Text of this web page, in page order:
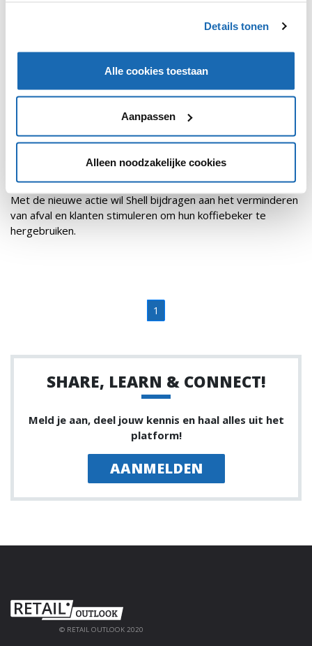
Details tonen
Alle cookies toestaan
Aanpassen
Alleen noodzakelijke cookies
HERBRUIKBARE KOFFIEBEKER BIJ SHELL-TANKSTATIONS
26 NOVEMBER 2018 297
Met de nieuwe actie wil Shell bijdragen aan het verminderen
van afval en klanten stimuleren om hun koffiebeker te
hergebruiken.
1
SHARE, LEARN & CONNECT!
Meld je aan, deel jouw kennis en haal alles uit het
platform!
AANMELDEN
© RETAIL OUTLOOK 2020